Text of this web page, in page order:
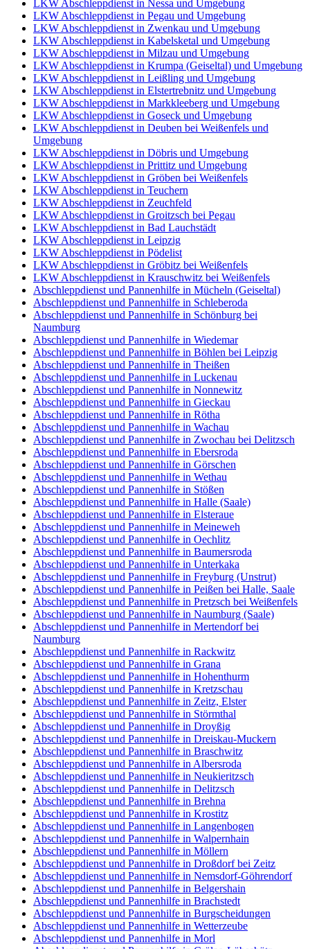
LKW Abschleppdienst in Nessa und Umgebung
LKW Abschleppdienst in Pegau und Umgebung
LKW Abschleppdienst in Zwenkau und Umgebung
LKW Abschleppdienst in Kabelsketal und Umgebung
LKW Abschleppdienst in Milzau und Umgebung
LKW Abschleppdienst in Krumpa (Geiseltal) und Umgebung
LKW Abschleppdienst in Leißling und Umgebung
LKW Abschleppdienst in Elstertrebnitz und Umgebung
LKW Abschleppdienst in Markkleeberg und Umgebung
LKW Abschleppdienst in Goseck und Umgebung
LKW Abschleppdienst in Deuben bei Weißenfels und
Umgebung
LKW Abschleppdienst in Döbris und Umgebung
LKW Abschleppdienst in Prittitz und Umgebung
LKW Abschleppdienst in Gröben bei Weißenfels
LKW Abschleppdienst in Teuchern
LKW Abschleppdienst in Zeuchfeld
LKW Abschleppdienst in Groitzsch bei Pegau
LKW Abschleppdienst in Bad Lauchstädt
LKW Abschleppdienst in Leipzig
LKW Abschleppdienst in Pödelist
LKW Abschleppdienst in Gröbitz bei Weißenfels
LKW Abschleppdienst in Krauschwitz bei Weißenfels
Abschleppdienst und Pannenhilfe in Mücheln (Geiseltal)
Abschleppdienst und Pannenhilfe in Schleberoda
Abschleppdienst und Pannenhilfe in Schönburg bei
Naumburg
Abschleppdienst und Pannenhilfe in Wiedemar
Abschleppdienst und Pannenhilfe in Böhlen bei Leipzig
Abschleppdienst und Pannenhilfe in Theißen
Abschleppdienst und Pannenhilfe in Luckenau
Abschleppdienst und Pannenhilfe in Nonnewitz
Abschleppdienst und Pannenhilfe in Gieckau
Abschleppdienst und Pannenhilfe in Rötha
Abschleppdienst und Pannenhilfe in Wachau
Abschleppdienst und Pannenhilfe in Zwochau bei Delitzsch
Abschleppdienst und Pannenhilfe in Ebersroda
Abschleppdienst und Pannenhilfe in Görschen
Abschleppdienst und Pannenhilfe in Wethau
Abschleppdienst und Pannenhilfe in Stößen
Abschleppdienst und Pannenhilfe in Halle (Saale)
Abschleppdienst und Pannenhilfe in Elsteraue
Abschleppdienst und Pannenhilfe in Meineweh
Abschleppdienst und Pannenhilfe in Oechlitz
Abschleppdienst und Pannenhilfe in Baumersroda
Abschleppdienst und Pannenhilfe in Unterkaka
Abschleppdienst und Pannenhilfe in Freyburg (Unstrut)
Abschleppdienst und Pannenhilfe in Peißen bei Halle, Saale
Abschleppdienst und Pannenhilfe in Pretzsch bei Weißenfels
Abschleppdienst und Pannenhilfe in Naumburg (Saale)
Abschleppdienst und Pannenhilfe in Mertendorf bei
Naumburg
Abschleppdienst und Pannenhilfe in Rackwitz
Abschleppdienst und Pannenhilfe in Grana
Abschleppdienst und Pannenhilfe in Hohenthurm
Abschleppdienst und Pannenhilfe in Kretzschau
Abschleppdienst und Pannenhilfe in Zeitz, Elster
Abschleppdienst und Pannenhilfe in Störmthal
Abschleppdienst und Pannenhilfe in Droyßig
Abschleppdienst und Pannenhilfe in Dreiskau-Muckern
Abschleppdienst und Pannenhilfe in Braschwitz
Abschleppdienst und Pannenhilfe in Albersroda
Abschleppdienst und Pannenhilfe in Neukieritzsch
Abschleppdienst und Pannenhilfe in Delitzsch
Abschleppdienst und Pannenhilfe in Brehna
Abschleppdienst und Pannenhilfe in Krostitz
Abschleppdienst und Pannenhilfe in Langenbogen
Abschleppdienst und Pannenhilfe in Walpernhain
Abschleppdienst und Pannenhilfe in Möllern
Abschleppdienst und Pannenhilfe in Droßdorf bei Zeitz
Abschleppdienst und Pannenhilfe in Nemsdorf-Göhrendorf
Abschleppdienst und Pannenhilfe in Belgershain
Abschleppdienst und Pannenhilfe in Brachstedt
Abschleppdienst und Pannenhilfe in Burgscheidungen
Abschleppdienst und Pannenhilfe in Wetterzeube
Abschleppdienst und Pannenhilfe in Morl